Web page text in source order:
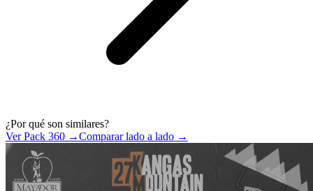
¿Por qué son similares?
Ver Pack 360 →Comparar lado a lado →